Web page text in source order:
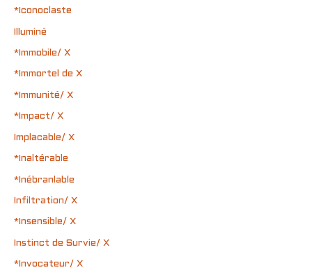
*Iconoclaste
Illuminé
*Immobile/ X
*Immortel de X
*Immunité/ X
*Impact/ X
Implacable/ X
*Inaltérable
*Inébranlable
Infiltration/ X
*Insensible/ X
Instinct de Survie/ X
*Invocateur/ X